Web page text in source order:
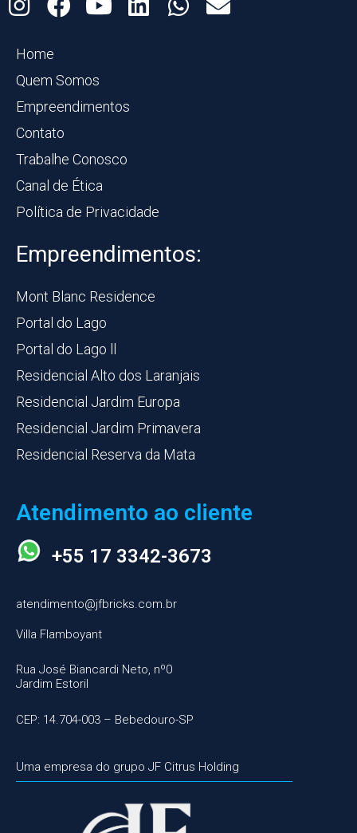
Home
Quem Somos
Empreendimentos
Contato
Trabalhe Conosco
Canal de Ética
Política de Privacidade
Empreendimentos:
Mont Blanc Residence
Portal do Lago
Portal do Lago ll
Residencial Alto dos Laranjais
Residencial Jardim Europa
Residencial Jardim Primavera
Residencial Reserva da Mata
Atendimento ao cliente
+55 17 3342-3673
atendimento@jfbricks.com.br
Villa Flamboyant
Rua José Biancardi Neto, nº0
Jardim Estoril
CEP: 14.704-003 – Bebedouro-SP
Uma empresa do grupo JF Citrus Holding